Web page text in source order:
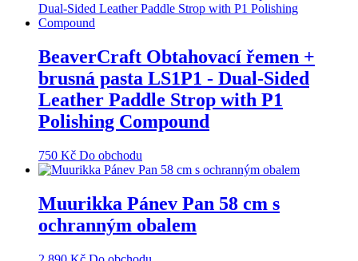
BeaverCraft Obtahovací řemen +
brusná pasta LS1Р1 - Dual-Sided
Leather Paddle Strop with P1
Polishing Compound
750 Kč Do obchodu
Muurikka Pánev Pan 58 cm s
ochranným obalem